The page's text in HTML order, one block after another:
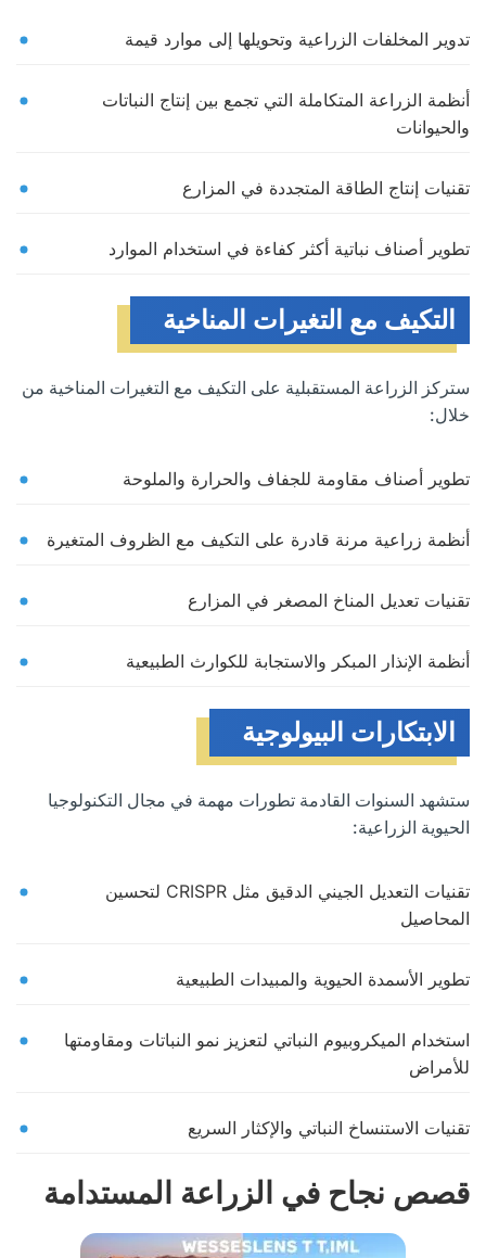
تدوير المخلفات الزراعية وتحويلها إلى موارد قيمة
أنظمة الزراعة المتكاملة التي تجمع بين إنتاج النباتات
والحيوانات
تقنيات إنتاج الطاقة المتجددة في المزارع
تطوير أصناف نباتية أكثر كفاءة في استخدام الموارد
التكيف مع التغيرات المناخية
ستركز الزراعة المستقبلية على التكيف مع التغيرات المناخية من
خلال:
تطوير أصناف مقاومة للجفاف والحرارة والملوحة
أنظمة زراعية مرنة قادرة على التكيف مع الظروف المتغيرة
تقنيات تعديل المناخ المصغر في المزارع
أنظمة الإنذار المبكر والاستجابة للكوارث الطبيعية
الابتكارات البيولوجية
ستشهد السنوات القادمة تطورات مهمة في مجال التكنولوجيا
الحيوية الزراعية:
تقنيات التعديل الجيني الدقيق مثل CRISPR لتحسين
المحاصيل
تطوير الأسمدة الحيوية والمبيدات الطبيعية
استخدام الميكروبيوم النباتي لتعزيز نمو النباتات ومقاومتها
للأمراض
تقنيات الاستنساخ النباتي والإكثار السريع
قصص نجاح في الزراعة المستدامة